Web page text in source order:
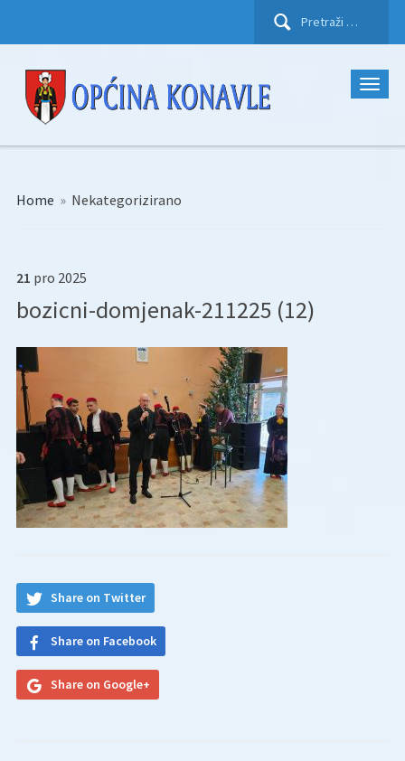
Pretraži:
Home » Nekategorizirano
21 pro 2025
bozicni-domjenak-211225 (12)
Share on Twitter
Share on Facebook
Share on Google+